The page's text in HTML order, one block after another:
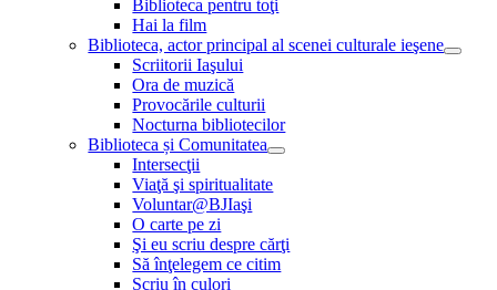
Biblioteca pentru toţi
Hai la film
Biblioteca, actor principal al scenei culturale ieşene
Scriitorii Iaşului
Ora de muzică
Provocările culturii
Nocturna bibliotecilor
Biblioteca și Comunitatea
Intersecţii
Viaţă şi spiritualitate
Voluntar@BJIaşi
O carte pe zi
Şi eu scriu despre cărţi
Să înţelegem ce citim
Scriu în culori